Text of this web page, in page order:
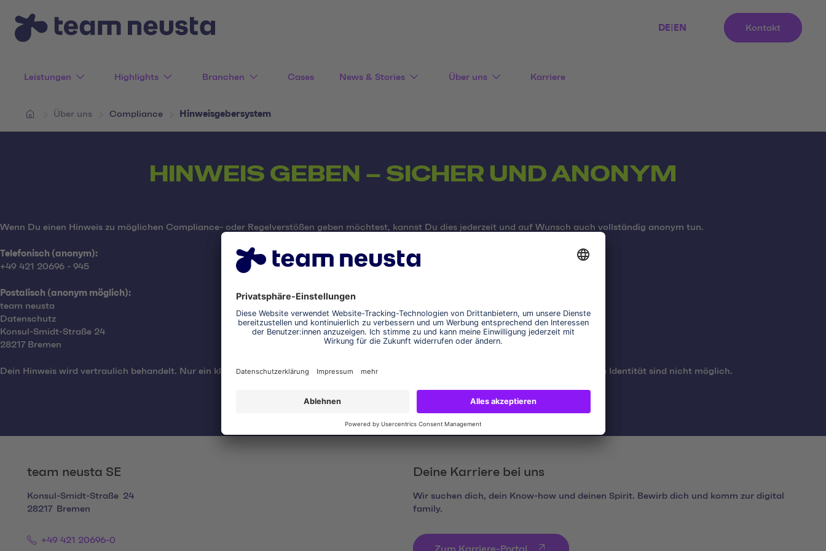
DE EN Kontakt
Leistungen Highlights Branchen Cases News & Stories Über uns Karriere
Über uns Compliance Hinweisgebersystem
HINWEIS GEBEN – SICHER UND ANONYM
Wenn Du einen Hinweis zu möglichen Compliance- oder Regelverstößen geben möchtest, kannst Du dies jederzeit und auf Wunsch auch vollständig anonym tun.
Telefonisch (anonym):
+49 421 20696 - 945
Postalisch (anonym möglich):
team neusta
Datenschutz
Konsul-Smidt-Straße 24
28217 Bremen
Dein Hinweis wird vertraulich behandelt. Nur ein kleiner, berechtigter Personenkreis erhält Zugriff auf die Meldung. Rückschlüsse auf Deine Identität sind nicht möglich.
team neusta SE
Konsul-Smidt-Straße 24
28217
Bremen
+49 421 20696-0
Deine Karriere bei uns
Wir suchen dich, dein Know-how und deinen Spirit. Bewirb dich und komm zur digital
family.
Zum Karriere-Portal